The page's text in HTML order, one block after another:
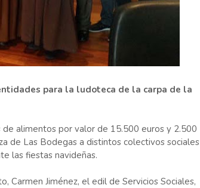
para la ludoteca de la carpa de la
de alimentos por valor de 15.500 euros y 2.500
de Las Bodegas a distintos colectivos sociales
las fiestas navideñas.
Carmen Jiménez, el edil de Servicios Sociales,